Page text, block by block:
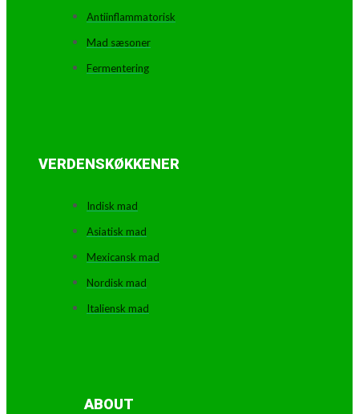
Antiinflammatorisk
Mad sæsoner
Fermentering
VERDENSKØKKENER
Indisk mad
Asiatisk mad
Mexicansk mad
Nordisk mad
Italiensk mad
ABOUT